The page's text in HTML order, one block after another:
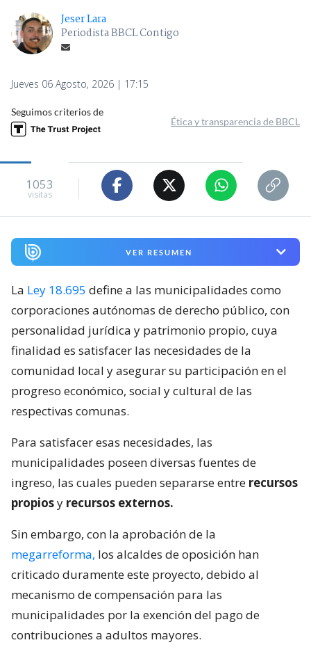
Jeser Lara
Periodista BBCL Contigo
Jueves 06 Agosto, 2026 | 17:15
Seguimos criterios de
Ética y transparencia de BBCL
1053
visitas
VER RESUMEN
La Ley 18.695 define a las municipalidades como
corporaciones autónomas de derecho público, con
personalidad jurídica y patrimonio propio, cuya
finalidad es satisfacer las necesidades de la
comunidad local y asegurar su participación en el
progreso económico, social y cultural de las
respectivas comunas.
Para satisfacer esas necesidades, las
municipalidades poseen diversas fuentes de
ingreso, las cuales pueden separarse entre recursos
propiosy recursos externos.
Sin embargo, con la aprobación de la
megarreforma, los alcaldes de oposición han
criticado duramente este proyecto, debido al
mecanismo de compensación para las
municipalidades por la exención del pago de
contribuciones a adultos mayores.